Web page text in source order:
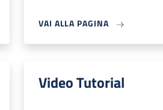
VAI ALLA PAGINA
Video Tutorial